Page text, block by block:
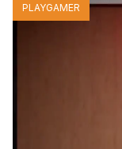
PLAYGAMER